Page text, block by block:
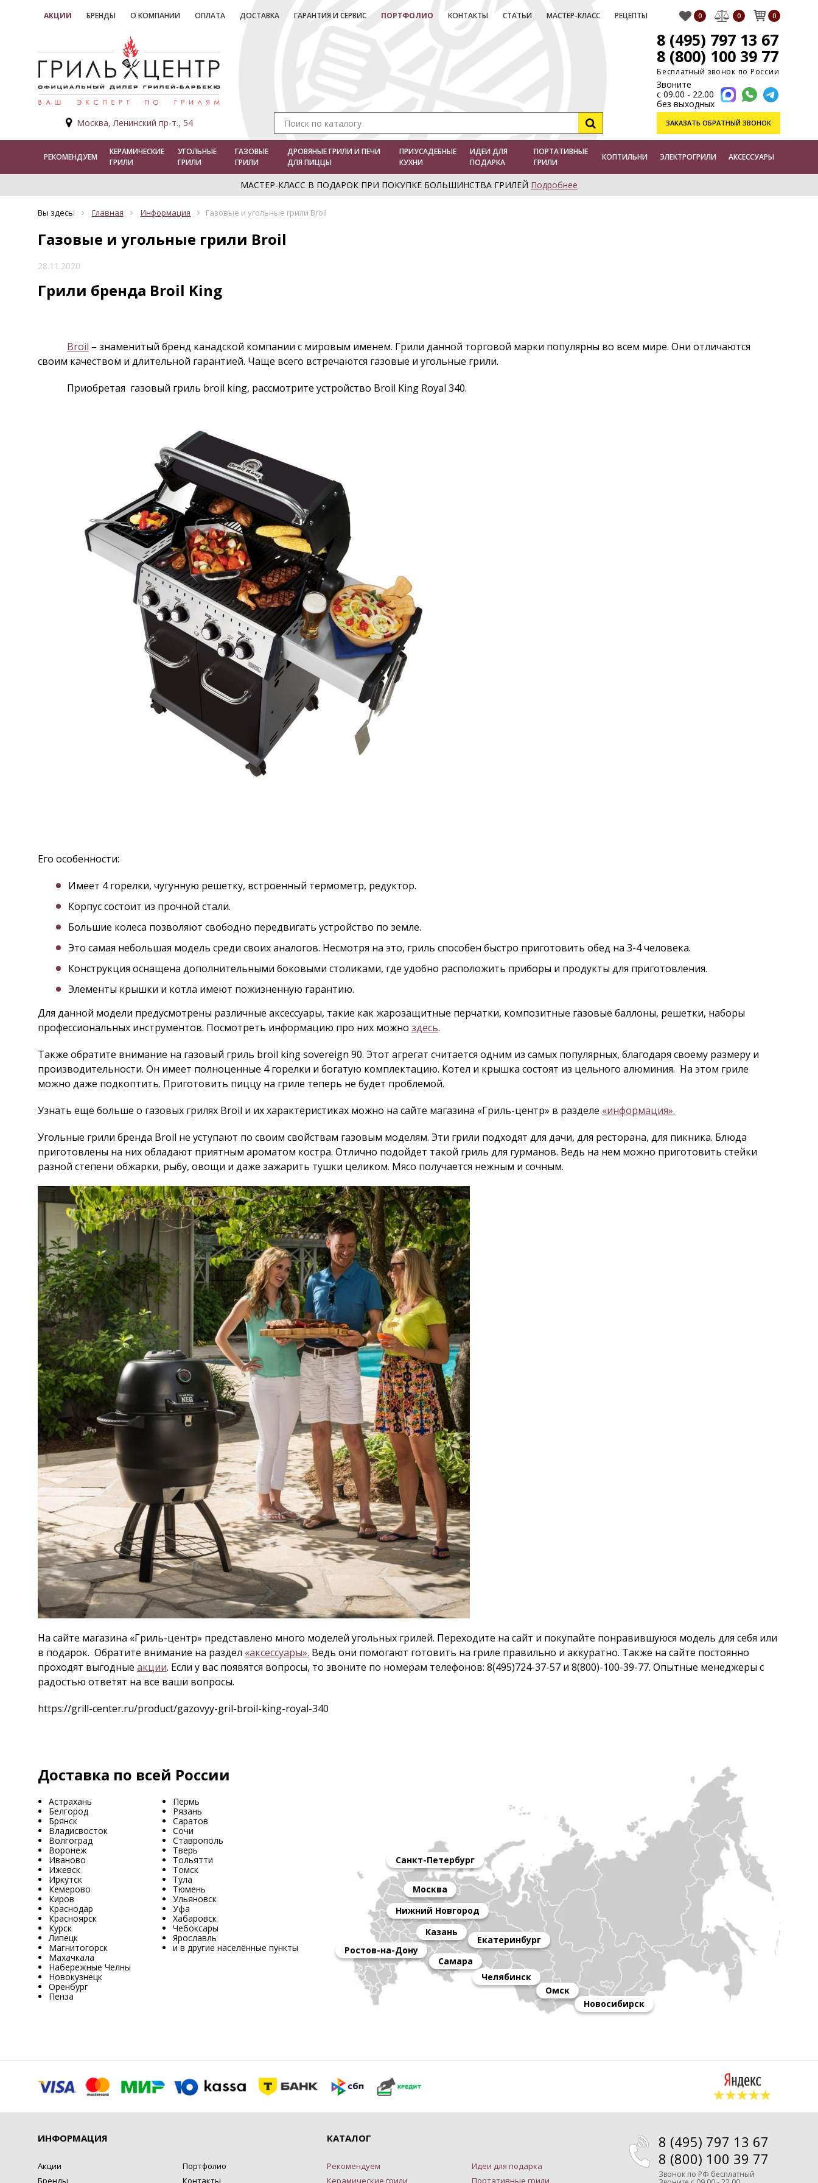
АКЦИИ БРЕНДЫ О КОМПАНИИ ОПЛАТА ДОСТАВКА ГАРАНТИЯ И СЕРВИС ПОРТФОЛИО КОНТАКТЫ СТАТЬИ МАСТЕР-КЛАСС РЕЦЕПТЫ 0 0 0
Москва, Ленинский пр-т., 54
8 (495) 797 13 67
8 (800) 100 39 77
Бесплатный звонок по России
Звоните
с 09.00 - 22.00
без выходных
ЗАКАЗАТЬ ОБРАТНЫЙ ЗВОНОК
РЕКОМЕНДУЕМ
КЕРАМИЧЕСКИЕ
ГРИЛИ
УГОЛЬНЫЕ
ГРИЛИ
ГАЗОВЫЕ
ГРИЛИ
ДРОВЯНЫЕ ГРИЛИ И ПЕЧИ
ДЛЯ ПИЦЦЫ
ПРИУСАДЕБНЫЕ
КУХНИ
ИДЕИ ДЛЯ
ПОДАРКА
ПОРТАТИВНЫЕ
ГРИЛИ
КОПТИЛЬНИ ЭЛЕКТРОГРИЛИ АКСЕССУАРЫ
МАСТЕР-КЛАСС В ПОДАРОК ПРИ ПОКУПКЕ БОЛЬШИНСТВА ГРИЛЕЙ Подробнее
Вы здесь: Главная Информация Газовые и угольные грили Broil
Газовые и угольные грили Broil
28.11.2020
Грили бренда Broil King
Broil – знаменитый бренд канадской компании с мировым именем. Грили данной торговой марки популярны во всем мире. Они отличаются
своим качеством и длительной гарантией. Чаще всего встречаются газовые и угольные грили.
Приобретая газовый гриль broil king, рассмотрите устройство Broil King Royal 340.
Его особенности:
Имеет 4 горелки, чугунную решетку, встроенный термометр, редуктор.
Корпус состоит из прочной стали.
Большие колеса позволяют свободно передвигать устройство по земле.
Это самая небольшая модель среди своих аналогов. Несмотря на это, гриль способен быстро приготовить обед на 3-4 человека.
Конструкция оснащена дополнительными боковыми столиками, где удобно расположить приборы и продукты для приготовления.
Элементы крышки и котла имеют пожизненную гарантию.
Для данной модели предусмотрены различные аксессуары, такие как жарозащитные перчатки, композитные газовые баллоны, решетки, наборы
профессиональных инструментов. Посмотреть информацию про них можно здесь.
Также обратите внимание на газовый гриль broil king sovereign 90. Этот агрегат считается одним из самых популярных, благодаря своему размеру и
производительности. Он имеет полноценные 4 горелки и богатую комплектацию. Котел и крышка состоят из цельного алюминия. На этом гриле
можно даже подкоптить. Приготовить пиццу на гриле теперь не будет проблемой.
Узнать еще больше о газовых грилях Broil и их характеристиках можно на сайте магазина «Гриль-центр» в разделе «информация».
Угольные грили бренда Broil не уступают по своим свойствам газовым моделям. Эти грили подходят для дачи, для ресторана, для пикника. Блюда
приготовлены на них обладают приятным ароматом костра. Отлично подойдет такой гриль для гурманов. Ведь на нем можно приготовить стейки
разной степени обжарки, рыбу, овощи и даже зажарить тушки целиком. Мясо получается нежным и сочным.
На сайте магазина «Гриль-центр» представлено много моделей угольных грилей. Переходите на сайт и покупайте понравившуюся модель для себя или
в подарок. Обратите внимание на раздел «аксессуары». Ведь они помогают готовить на гриле правильно и аккуратно. Также на сайте постоянно
проходят выгодные акции. Если у вас появятся вопросы, то звоните по номерам телефонов: 8(495)724-37-57 и 8(800)-100-39-77. Опытные менеджеры с
радостью ответят на все ваши вопросы.
https://grill-center.ru/product/gazovyy-gril-broil-king-royal-340
Доставка по всей России
Астрахань
Белгород
Брянск
Владисвосток
Волгоград
Воронеж
Иваново
Ижевск
Иркутск
Кемерово
Киров
Краснодар
Красноярск
Курск
Липецк
Магнитогорск
Махачкала
Набережные Челны
Новокузнецк
Оренбург
Пенза
Пермь
Рязань
Саратов
Сочи
Ставрополь
Тверь
Тольятти
Томск
Тула
Тюмень
Ульяновск
Уфа
Хабаровск
Чебоксары
Ярославль
и в другие населённые пункты
Санкт-Петербург
Москва
Нижний Новгород
Казань
Екатеринбург
Ростов-на-Дону
Самара
Челябинск
Омск
Новосибирск
ИНФОРМАЦИЯ
Акции
Бренды
Портфолио
Контакты
КАТАЛОГ
Рекомендуем
Керамические грили
Идеи для подарка
Портативные грили
8 (495) 797 13 67
8 (800) 100 39 77
Звонок по РФ бесплатный